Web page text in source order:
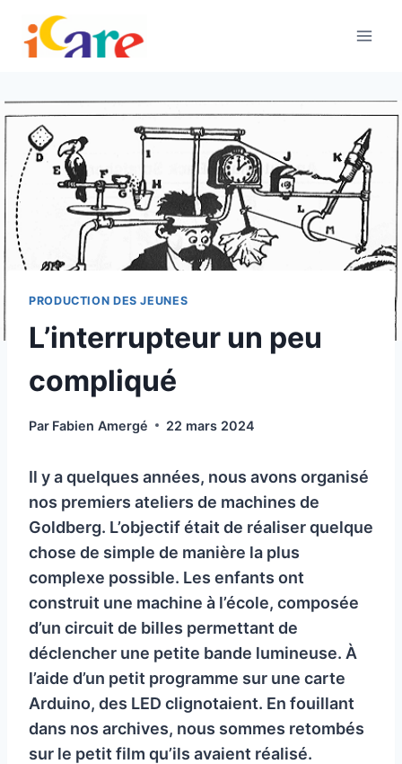
contenu
PRODUCTION DES JEUNES
L’interrupteur un peu
compliqué
Par Fabien Amergé 22 mars 2024
Il y a quelques années, nous avons organisé
nos premiers ateliers de machines de
Goldberg. L’objectif était de réaliser quelque
chose de simple de manière la plus
complexe possible. Les enfants ont
construit une machine à l’école, composée
d’un circuit de billes permettant de
déclencher une petite bande lumineuse. À
l’aide d’un petit programme sur une carte
Arduino, des LED clignotaient. En fouillant
dans nos archives, nous sommes retombés
sur le petit film qu’ils avaient réalisé.